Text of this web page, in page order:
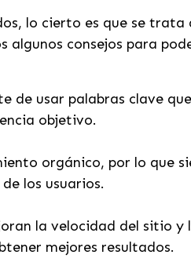
lo cierto es que se trata
consejos para
de usar palabras clave
objetivo.
orgánico, por lo que
los usuarios.
la velocidad del sitio y
mejores resultados.